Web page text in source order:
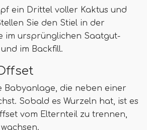
ein Drittel voller Kaktus und
Sie den Stiel in der
im ursprünglichen Saatgut-
im Backfill.
Babyanlage, die neben einer
Sobald es Wurzeln hat, ist es
vom Elternteil zu trennen,